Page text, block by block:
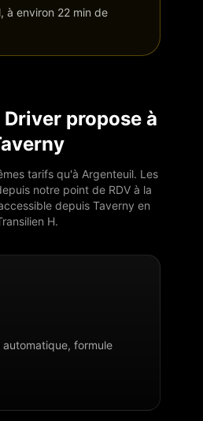
à environ 22 min de
Driver propose à
tarifs qu'à Argenteuil. Les
notre point de RDV à la
depuis Taverny en
H.
automatique, formule